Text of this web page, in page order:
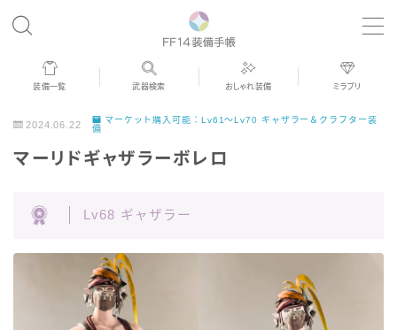
MENU
歴代ジョブAF
男女別デザイン
アネモス（染色可能紅蓮AF）
装備一覧 武器検索 おしゃれ装備 ミラプリ
2024.06.22
マーケット購入可能：Lv61～Lv70 ギャザラー＆クラフター装
備
マーリドギャザラーボレロ
Lv68 ギャザラー